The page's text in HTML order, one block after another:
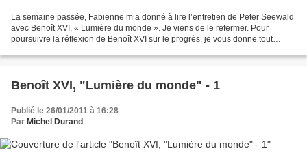
La semaine passée, Fabienne m’a donné à lire l’entretien de Peter Seewald
avec Benoît XVI, « Lumière du monde ». Je viens de le refermer. Pour
poursuivre la réflexion de Benoît XVI sur le progrès, je vous donne tout
Benoît XVI, "Lumière du monde" - 1
Publié le 26/01/2011 à 16:28
Par Michel Durand